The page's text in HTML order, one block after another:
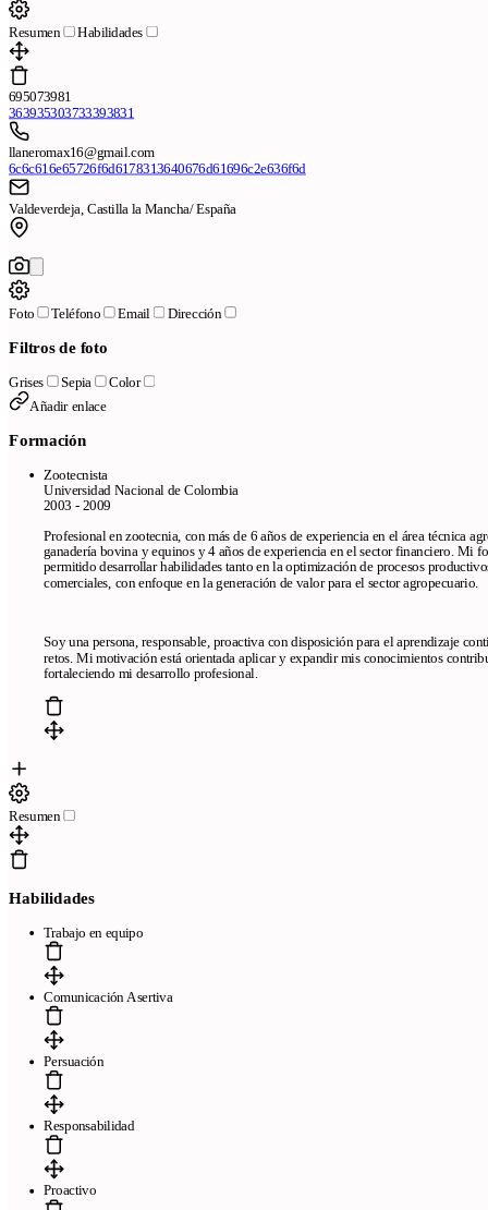
Resumen Habilidades
695073981
363935303733393831
llaneromax16@gmail.com
6c6c616e65726f6d6178313640676d61696c2e636f6d
Valdeverdeja, Castilla la Mancha/ España
Foto Teléfono Email Dirección
Filtros de foto
Grises Sepia
Color
Añadir enlace
Formación
Zootecnista
Universidad Nacional de Colombia
2003 - 2009
Profesional en zootecnia, con más de 6 años de experiencia en el área técnica
ganadería bovina y equinos y 4 años de experiencia en el sector financiero. Mi
permitido desarrollar habilidades tanto en la optimización de procesos
comerciales, con enfoque en la generación de valor para el sector agropecuario.
Soy una persona, responsable, proactiva con disposición para el aprendizaje
retos. Mi motivación está orientada aplicar y expandir mis conocimientos
fortaleciendo mi desarrollo profesional.
Resumen
Habilidades
Trabajo en equipo
Comunicación Asertiva
Persuación
Responsabilidad
Proactivo